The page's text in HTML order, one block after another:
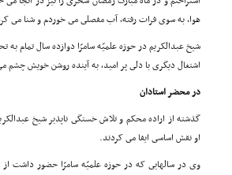
هوا، به سوى فرات رفته، آب مفصلى مى خوردم و شنا مى
شیخ عبدالکریم در حوزه علمیّه سامرّا دوازده سال تمام
اشتغال دیگرى با دلى پر امید، به آینده روشن خویش
در محضر استادان
گذشته از اراده محکم و تلاش خستگى ناپذیر شیخ
او نقش اساسى ایفا مى کردند.
وى در سالهایى که در حوزه علمیّه سامرّا حضور داشت